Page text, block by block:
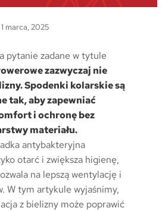
marca, 2025
pytanie zadane w tytule
zazwyczaj nie
Spodenki kolarskie są
tak, aby zapewniać
i ochronę bez
materiału.
antybakteryjna
otarć i zwiększa higienę,
na lepszą wentylację i
W tym artykule wyjaśnimy,
z bielizny może poprawić